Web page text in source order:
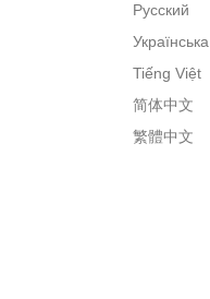
Русский
Українська
Tiếng Việt
简体中文
繁體中文